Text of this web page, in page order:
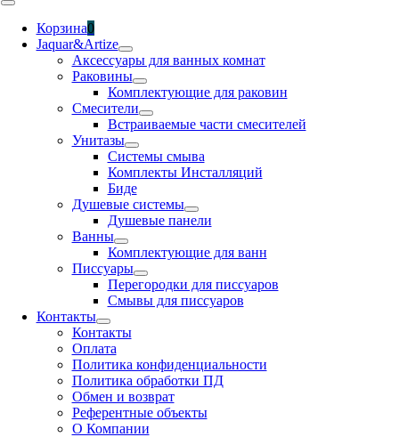
Toggle
NavigationКорзина0
Jaquar&Artize
Аксессуары для ванных комнат
Раковины
Комплектующие для раковин
Смесители
Встраиваемые части смесителей
Унитазы
Системы смыва
Комплекты Инсталляций
Биде
Душевые системы
Душевые панели
Ванны
Комплектующие для ванн
Писсуары
Перегородки для писсуаров
Смывы для писсуаров
Контакты
Контакты
Оплата
Политика конфиденциальности
Политика обработки ПД
Обмен и возврат
Референтные объекты
О Компании